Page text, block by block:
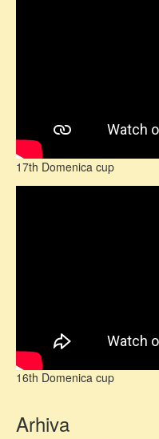
17th Domenica cup
16th Domenica cup
Arhiva